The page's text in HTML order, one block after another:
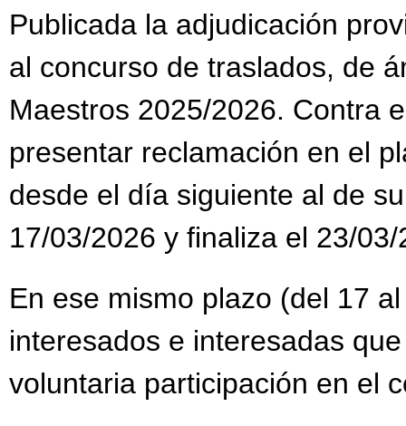
Publicada la adjudicación
al concurso de traslados, de
Maestros 2025/2026. Contra
presentar reclamación en el
desde el día siguiente al de
17/03/2026 y finaliza el 23/
En ese mismo plazo (del 17
interesados e interesadas
voluntaria participación en el